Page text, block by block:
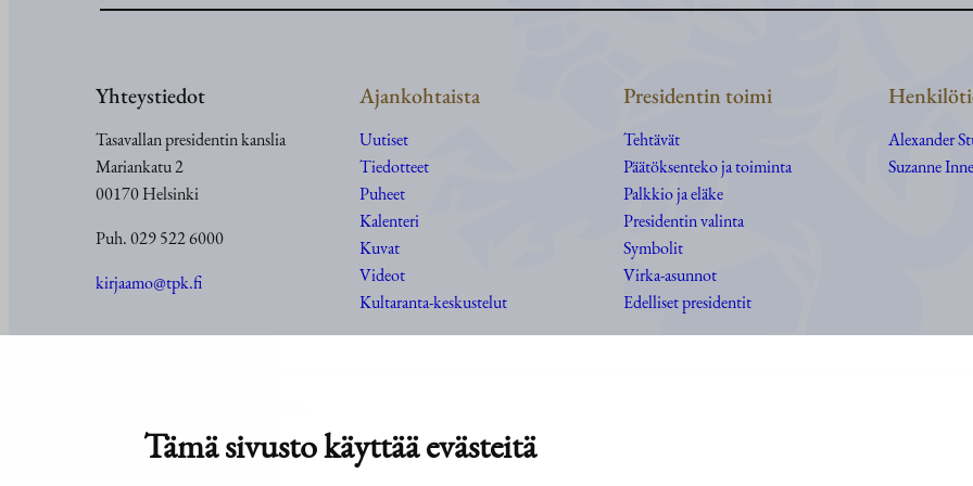
Tämä sivusto käyttää evästeitä
Yhteystiedot
Tasavallan presidentin kanslia
Mariankatu 2
00170 Helsinki
Puh. 029 522 6000
kirjaamo@tpk.fi
Ajankohtaista
Uutiset
Tiedotteet
Puheet
Kalenteri
Kuvat
Videot
Kultaranta-keskustelut
Presidentin toimi
Tehtävät
Päätöksenteko ja toiminta
Palkkio ja eläke
Presidentin valinta
Symbolit
Virka-asunnot
Edelliset presidentit
Alexander
Suzanne